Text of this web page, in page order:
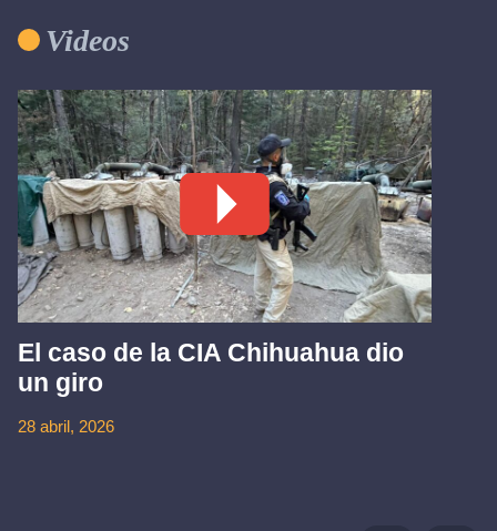
Videos
El caso de la CIA Chihuahua dio
un giro
28 abril, 2026